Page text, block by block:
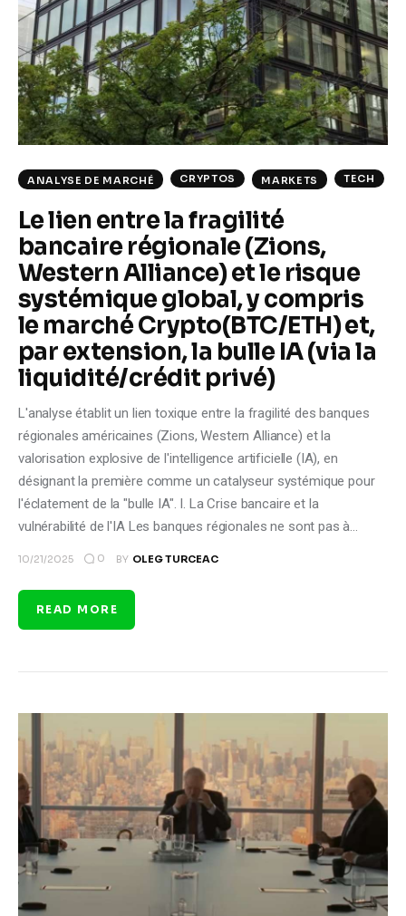
ANALYSE DE MARCHÉ CRYPTOS MARKETS TECH
Le lien entre la fragilité
bancaire régionale (Zions,
Western Alliance) et le risque
systémique global, y compris
le marché Crypto(BTC/ETH) et,
par extension, la bulle IA (via la
liquidité/crédit privé)
L'analyse établit un lien toxique entre la fragilité des banques
régionales américaines (Zions, Western Alliance) et la
valorisation explosive de l'intelligence artificielle (IA), en
désignant la première comme un catalyseur systémique pour
l'éclatement de la "bulle IA". I. La Crise bancaire et la
vulnérabilité de l'IA Les banques régionales ne sont pas à…
10/21/2025 0 BY OLEG TURCEAC
READ MORE